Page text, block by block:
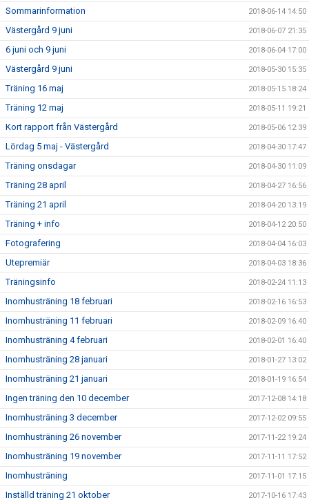
Sommarinformation 2018-06-14 14:50
Västergård 9 juni 2018-06-07 21:35
6 juni och 9 juni 2018-06-04 17:00
Västergård 9 juni 2018-05-30 15:35
Träning 16 maj 2018-05-15 18:24
Träning 12 maj 2018-05-11 19:21
Kort rapport från Västergård 2018-05-06 12:39
Lördag 5 maj - Västergård 2018-04-30 17:47
Träning onsdagar 2018-04-30 11:09
Träning 28 april 2018-04-27 16:56
Träning 21 april 2018-04-20 13:19
Träning + info 2018-04-12 20:50
Fotografering 2018-04-04 16:03
Utepremiär 2018-04-03 18:36
Träningsinfo 2018-02-24 11:13
Inomhusträning 18 februari 2018-02-16 16:53
Inomhusträning 11 februari 2018-02-09 16:40
Inomhusträning 4 februari 2018-02-01 16:40
Inomhusträning 28 januari 2018-01-27 13:02
Inomhusträning 21 januari 2018-01-19 16:54
Ingen träning den 10 december 2017-12-08 14:18
Inomhusträning 3 december 2017-12-02 09:55
Inomhusträning 26 november 2017-11-22 19:24
Inomhusträning 19 november 2017-11-11 17:52
Inomhusträning 2017-11-01 17:15
Inställd träning 21 oktober 2017-10-16 17:43